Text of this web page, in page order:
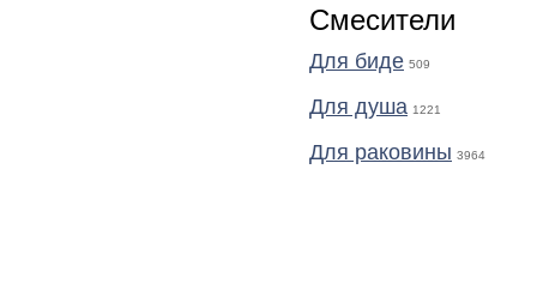
Смесители
Для биде 509
Для душа 1221
Для раковины 3964